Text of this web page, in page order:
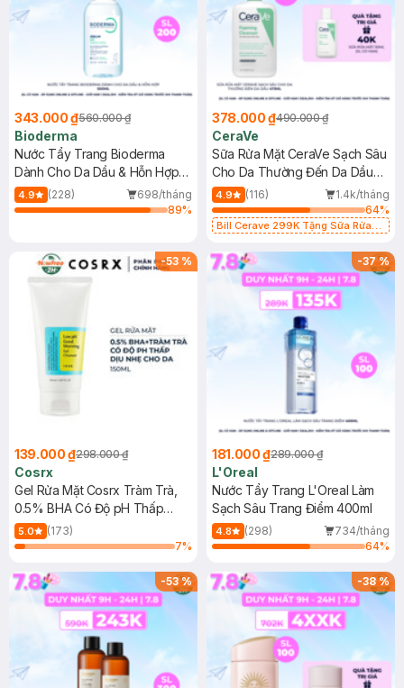
343.000 ₫560.000 ₫
Bioderma
Nước Tẩy Trang Bioderma
Dành Cho Da Dầu & Hỗn Hợp
500ml
4.9 (228)
698/tháng
89%
378.000 ₫490.000 ₫
CeraVe
Sữa Rửa Mặt CeraVe Sạch Sâu
Cho Da Thường Đến Da Dầu
473ml
4.9 (116)
1.4k/tháng
64%
Bill Cerave 299K Tặng Sữa Rửa
-53 %
139.000 ₫298.000 ₫
Cosrx
Gel Rửa Mặt Cosrx Tràm Trà,
0.5% BHA Có Độ pH Thấp
150ml
5.0
(173)
7%
-37%
181.000 ₫289.000 ₫
L'Oreal
Nước Tẩy Trang L'Oreal Làm
Sạch Sâu Trang Điểm 400ml
4.8 (298)
734/tháng
64%
-53% -38%